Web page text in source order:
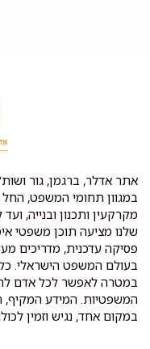
אתר אדלר, ברגמן, גור
במגוון תחומי המשפט,
מקרקעין ותכנון ובנייה,
שלנו מציעה תוכן משפטי
פסיקה עדכנית, מדריכים
בעולם המשפט הישראלי.
במטרה לאפשר לכל אדם
המשפטיות. המידע המקיף,
במקום אחד, נגיש וזמין